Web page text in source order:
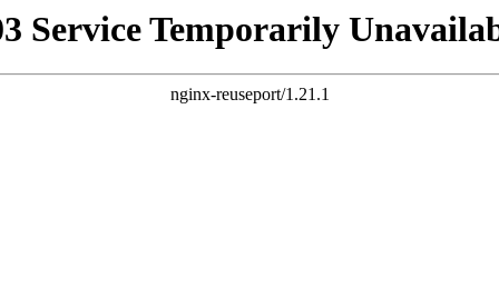
Service Temporarily
nginx-reuseport/1.21.1